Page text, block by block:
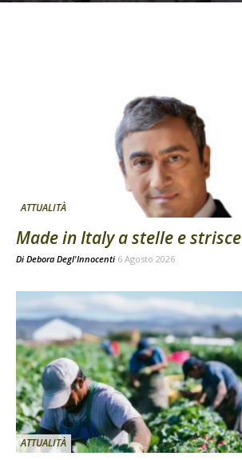
ATTUALITÀ
Made in Italy a stelle e strisce
Di Debora Degl'Innocenti 6 Agosto 2026
ATTUALITÀ